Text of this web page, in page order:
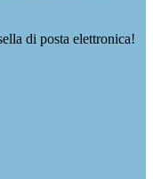
di posta elettronica!